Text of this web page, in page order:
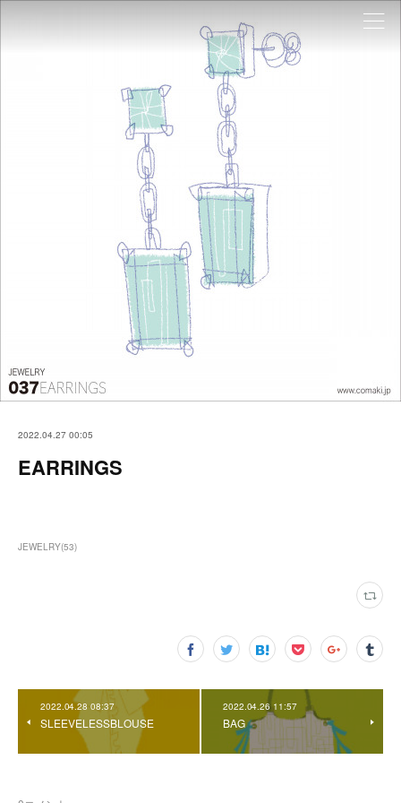
2022.04.27 00:05
EARRINGS
JEWELRY(53)
2022.04.28 08:37
SLEEVELESSBLOUSE
2022.04.26 11:57
BAG